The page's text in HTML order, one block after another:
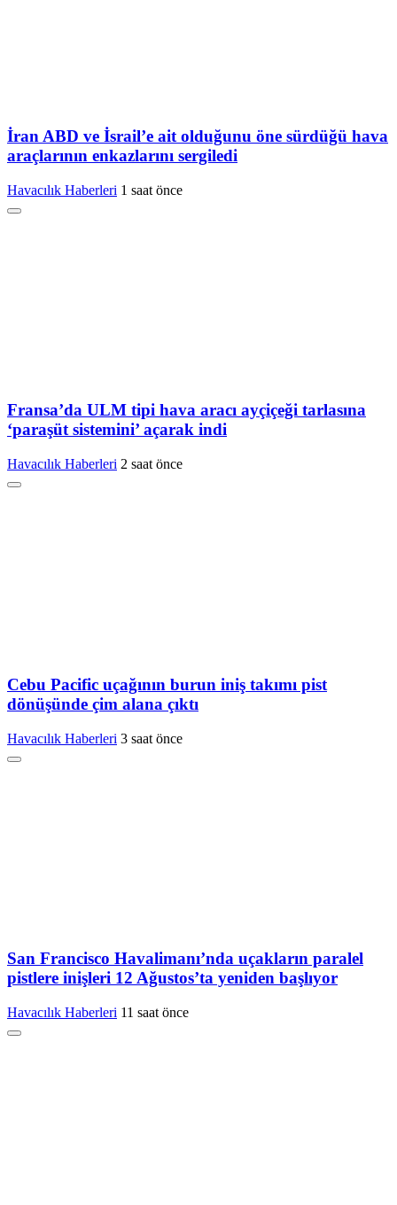
İran ABD ve İsrail’e ait olduğunu öne sürdüğü hava
araçlarının enkazlarını sergiledi
Havacılık Haberleri 1 saat önce
Fransa’da ULM tipi hava aracı ayçiçeği tarlasına
‘paraşüt sistemini’ açarak indi
Havacılık Haberleri 2 saat önce
Cebu Pacific uçağının burun iniş takımı pist
dönüşünde çim alana çıktı
Havacılık Haberleri 3 saat önce
San Francisco Havalimanı’nda uçakların paralel
pistlere inişleri 12 Ağustos’ta yeniden başlıyor
Havacılık Haberleri 11 saat önce